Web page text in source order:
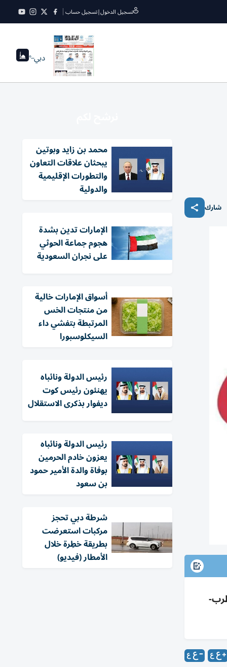
تسجيل الدخول|تسجيل حساب
دبي--°
شارك
الخليج مضطرب-
محمد بن زايد وبوتين
يبحثان علاقات التعاون
والتطورات الإقليمية
والدولية
الإمارات تدين بشدة
هجوم جماعة الحوثي
على نجران السعودية
أسواق الإمارات خالية
من منتجات الخس
المرتبطة بتفشي داء
السيكلوسبورا
رئيس الدولة ونائباه
يهنئون رئيس كوت
ديفوار بذكرى الاستقلال
رئيس الدولة ونائباه
يعزون خادم الحرمين
بوفاة والدة الأمير حمود
بن سعود
شرطة دبي تحجز
مركبات استعرضت
بطريقة خطِرة خلال
الأمطار (فيديو)